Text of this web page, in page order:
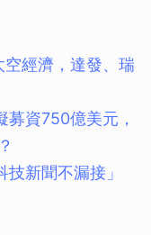
經濟，達發、瑞
資750億美元，
技新聞不漏接」